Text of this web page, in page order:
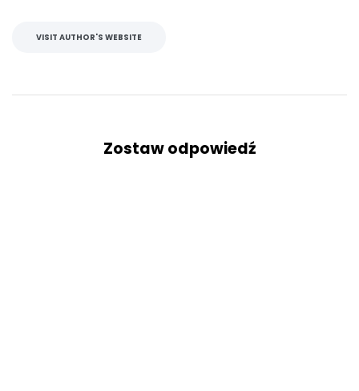
VISIT AUTHOR'S WEBSITE
Zostaw odpowiedź